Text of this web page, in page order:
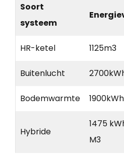
Soort
systeem
HR-ketel 1125m3
Buitenlucht
Bodemwarmte 1900kWh
Hybride
1475
M3